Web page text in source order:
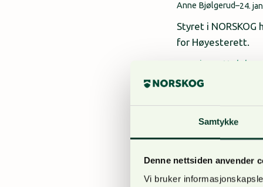
Samtykke
Denne nettsiden anvender
Vi bruker
Anne Bjølgerud–24.
Styret i
for Høyesterett.
Høringsuttalelser
Er nasjonalpark
anders–13. januar 2023
Statsforvalteren i
nasjonalpark i
2012. Siden den
Høringsuttalelser